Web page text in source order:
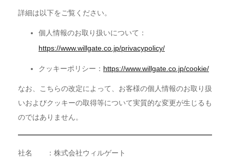
詳細は以下をご覧ください。
個人情報のお取り扱いについて：
https://www.willgate.co.jp/privacypolicy/
クッキーポリシー： https://www.willgate.co.jp/cookie/
なお、こちらの改定によって、お客様の個人情報のお取り扱
いおよびクッキーの取得等について実質的な変更が生じるも
のではありません。
社名 ：株式会社ウィルゲート